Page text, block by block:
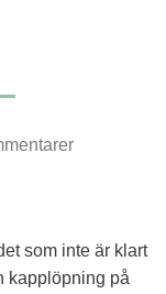
som inte är klart
kapplöpning på